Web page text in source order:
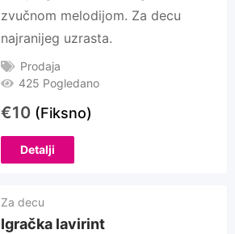
zvučnom melodijom. Za decu
najranijeg uzrasta.
Prodaja
425 Pogledano
€10 (Fiksno)
Detalji
Za decu
Igračka lavirint